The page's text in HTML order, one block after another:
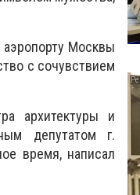
Москвы
с сочувствием
архитектуры и
депутатом г.
время, написал